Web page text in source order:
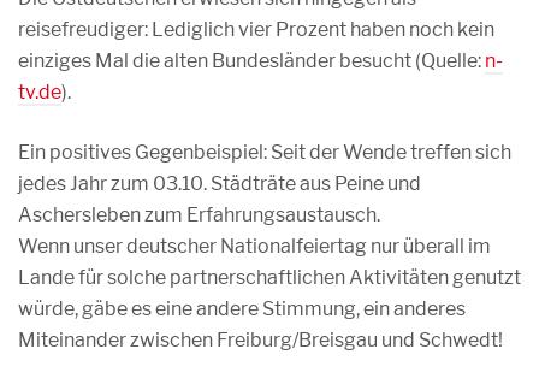
reisefreudiger: Lediglich vier Prozent haben noch kein
einziges Mal die alten Bundesländer besucht (Quelle: n-
tv.de).
Ein positives Gegenbeispiel: Seit der Wende treffen sich
jedes Jahr zum 03.10. Städträte aus Peine und
Aschersleben zum Erfahrungsaustausch.
Wenn unser deutscher Nationalfeiertag nur überall im
Lande für solche partnerschaftlichen Aktivitäten genutzt
würde, gäbe es eine andere Stimmung, ein anderes
Miteinander zwischen Freiburg/Breisgau und Schwedt!